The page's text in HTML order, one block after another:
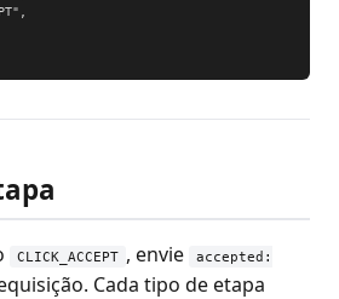
CLICK_ACCEPT , envie
accepted:
Cada tipo de etapa